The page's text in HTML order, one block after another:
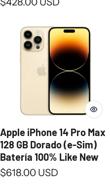
Apple iPhone 14 Pro Max
128 GB Dorado (e-Sim)
Batería 100% Like New
Precio normal
$618.00 USD